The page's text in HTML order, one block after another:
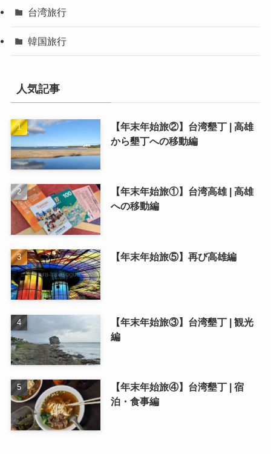
台湾旅行
韓国旅行
人気記事
【年末年始旅②】台湾墾丁 | 高雄
から墾丁への移動編
【年末年始旅①】台湾高雄 | 高雄
への移動編
【年末年始旅⑤】再び高雄編
【年末年始旅③】台湾墾丁 | 観光
編
【年末年始旅④】台湾墾丁 | 宿
泊・食事編